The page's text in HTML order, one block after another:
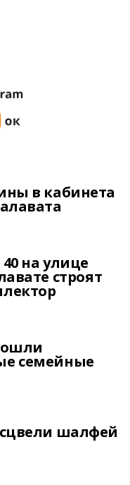
в кабинета
на улице
строят
семейные
шалфей